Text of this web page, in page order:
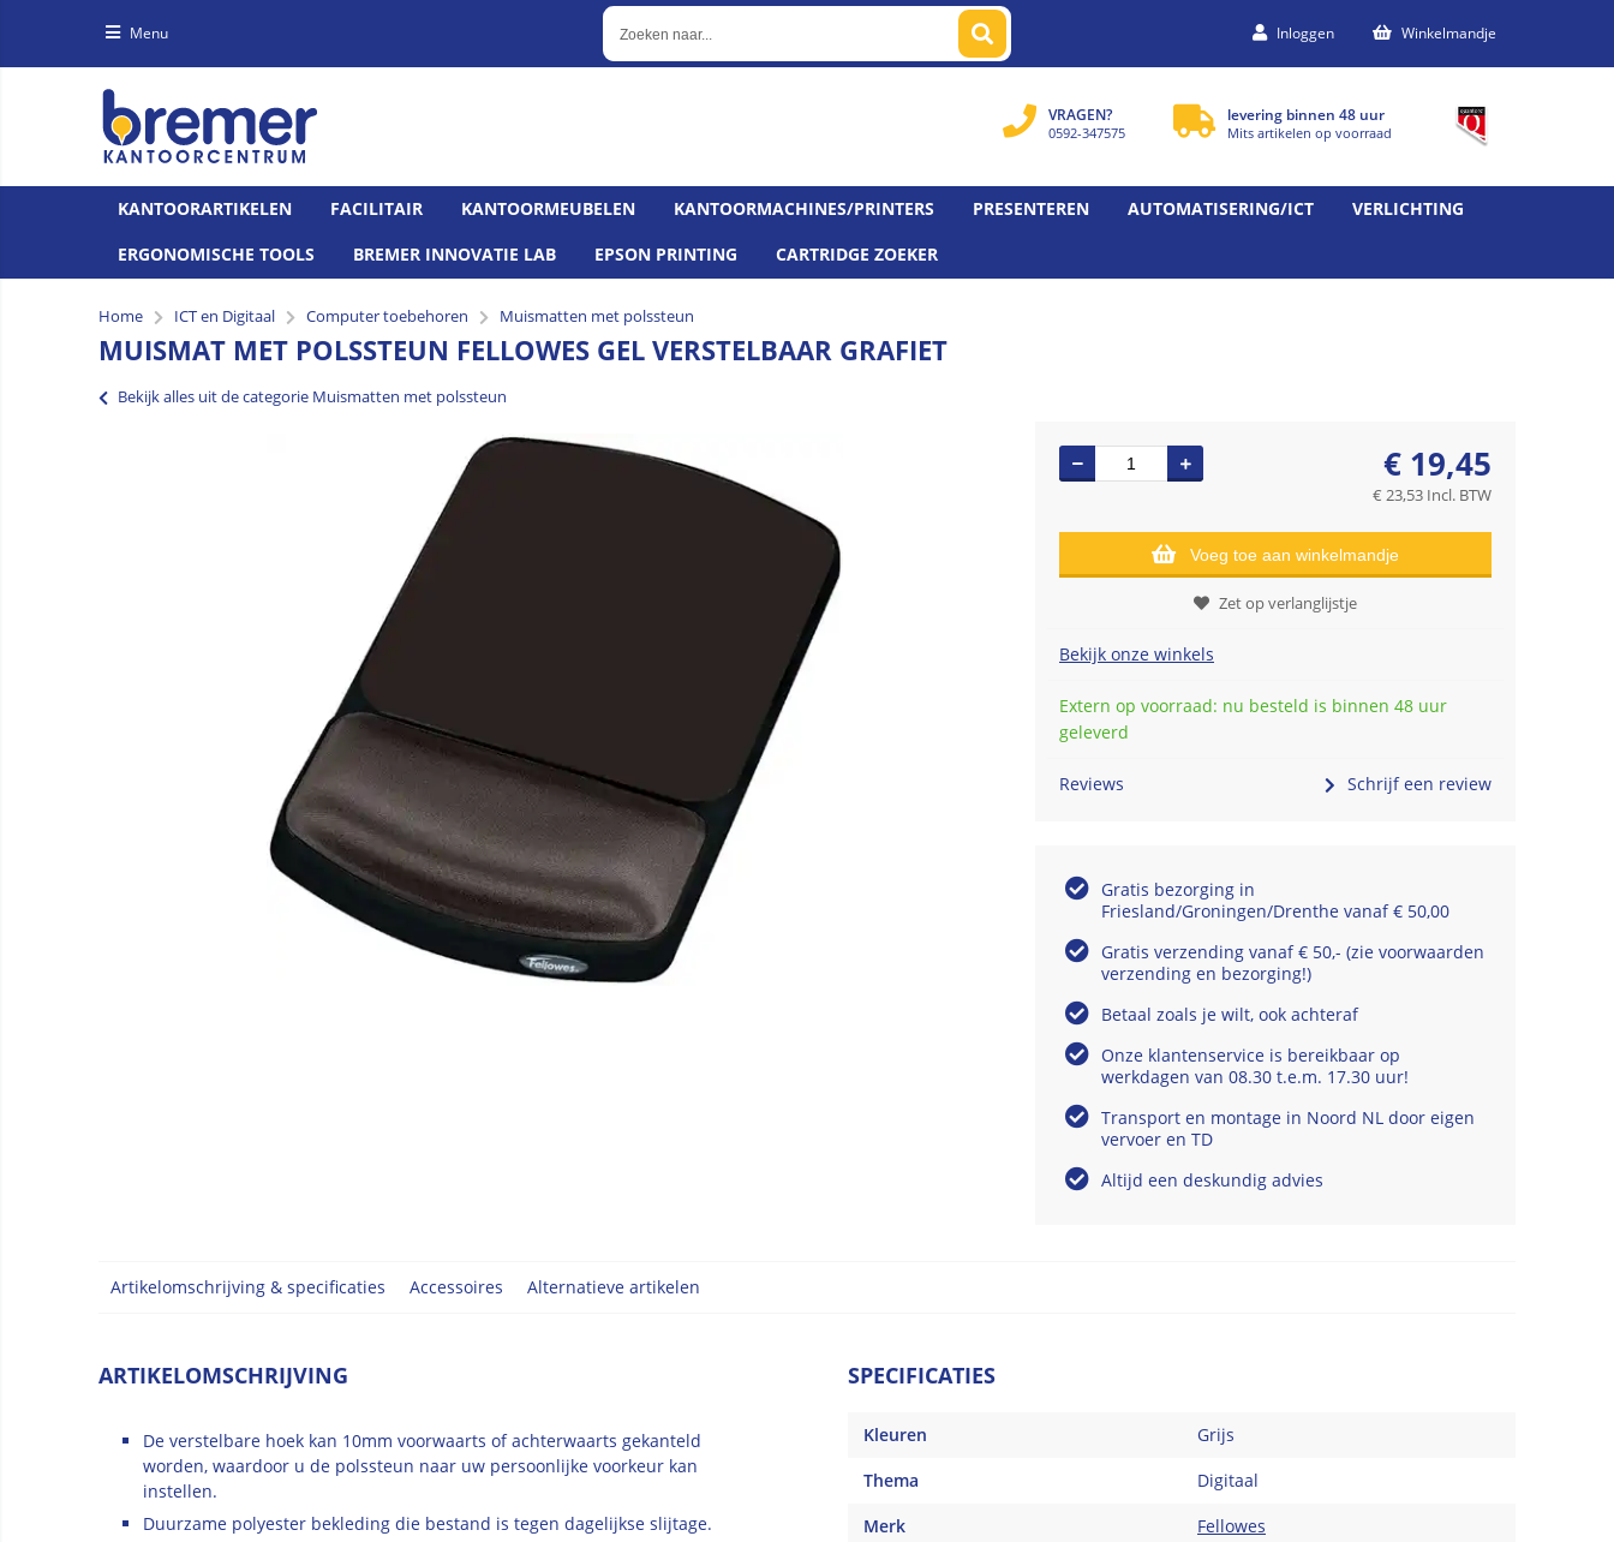
Menu Inloggen Winkelmandje
levering binnen 48 uur
Mits artikelen op voorraad
VRAGEN?
0592-347575
KANTOORARTIKELEN FACILITAIR KANTOORMEUBELEN KANTOORMACHINES/PRINTERS PRESENTEREN AUTOMATISERING/ICT
VERLICHTING
ERGONOMISCHE TOOLS
BREMER INNOVATIE LAB EPSON PRINTING CARTRIDGE ZOEKER
Home ICT en Digitaal Computer toebehoren Muismatten met polssteun
MUISMAT MET POLSSTEUN FELLOWES GEL VERSTELBAAR GRAFIET
Bekijk alles uit de categorie Muismatten met polssteun
€ 19,45
€ 23,53 Incl. BTW
Voeg toe aan winkelmandje
Zet op verlanglijstje
Bekijk onze winkels
Extern op voorraad: nu besteld is binnen 48 uur
geleverd
Reviews Schrijf een review
Gratis bezorging in
Friesland/Groningen/Drenthe vanaf € 50,00
Gratis verzending vanaf € 50,- (zie voorwaarden
verzending en bezorging!)
Betaal zoals je wilt, ook achteraf
Onze klantenservice is bereikbaar op
werkdagen van 08.30 t.e.m. 17.30 uur!
Transport en montage in Noord NL door eigen
vervoer en TD
Altijd een deskundig advies
Artikelomschrijving & specificaties Accessoires Alternatieve artikelen
ARTIKELOMSCHRIJVING
De verstelbare hoek kan 10mm voorwaarts of achterwaarts gekanteld
worden, waardoor u de polssteun naar uw persoonlijke voorkeur kan
instellen.
Duurzame polyester bekleding die bestand is tegen dagelijkse slijtage.
SPECIFICATIES
Kleuren
Grijs
Thema
Digitaal
Merk
Fellowes